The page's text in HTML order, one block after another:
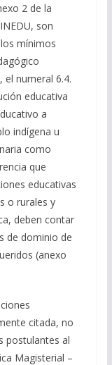
2 de la
son
mínimos
numeral 6.4.
educativa
a
indígena u
como
que
educativas
o rurales y
deben contar
de dominio de
(anexo
citada, no
postulantes al
Magisterial –